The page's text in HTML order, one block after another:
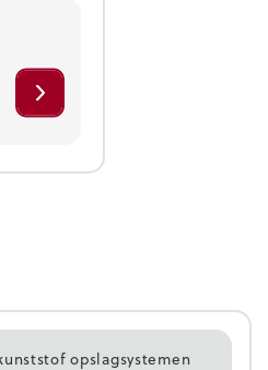
opslagsystemen